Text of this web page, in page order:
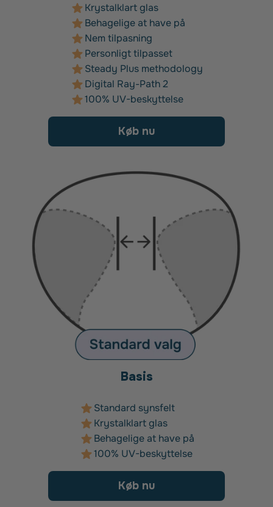
Basis
Standard synsfelt
Krystalklart glas
Behagelige at have på
100% UV-beskyttelse
Køb nu
Krystalklart glas
Behagelige at have på
Nem tilpasning
Personligt tilpasset
Steady Plus methodology
Digital Ray-Path 2
100% UV-beskyttelse
Køb nu